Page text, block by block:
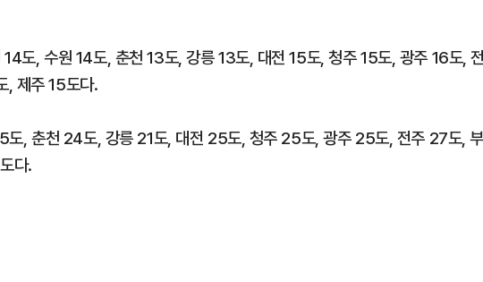
도, 수원 14도, 춘천 13도, 강릉 13도, 대전 15도, 청주 15도, 광주 16도,
, 제주 15도다.
, 춘천 24도, 강릉 21도, 대전 25도, 청주 25도, 광주 25도, 전주 27도,
다.